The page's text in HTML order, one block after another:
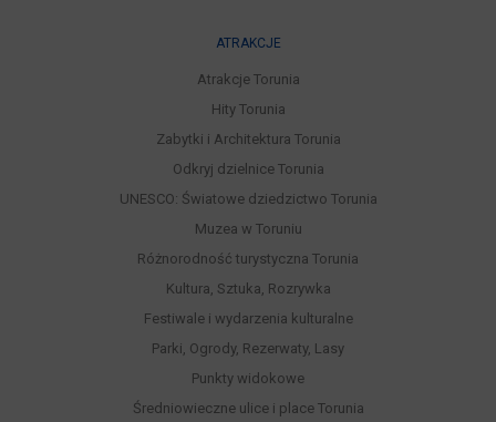
ATRAKCJE
Atrakcje Torunia
Hity Torunia
Zabytki i Architektura Torunia
Odkryj dzielnice Torunia
UNESCO: Światowe dziedzictwo Torunia
Muzea w Toruniu
Różnorodność turystyczna Torunia
Kultura, Sztuka, Rozrywka
Festiwale i wydarzenia kulturalne
Parki, Ogrody, Rezerwaty, Lasy
Punkty widokowe
Średniowieczne ulice i place Torunia